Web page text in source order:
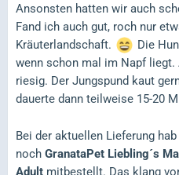
Ansonsten hatten wir auch
Fand ich auch gut, roch nur
Kräuterlandschaft.
Die
wenn schon mal im Napf
riesig. Der Jungspund kaut
dauerte dann teilweise 15-20
Bei der aktuellen Lieferung
noch GranataPet Liebling´s
Adult mitbestellt. Das klang